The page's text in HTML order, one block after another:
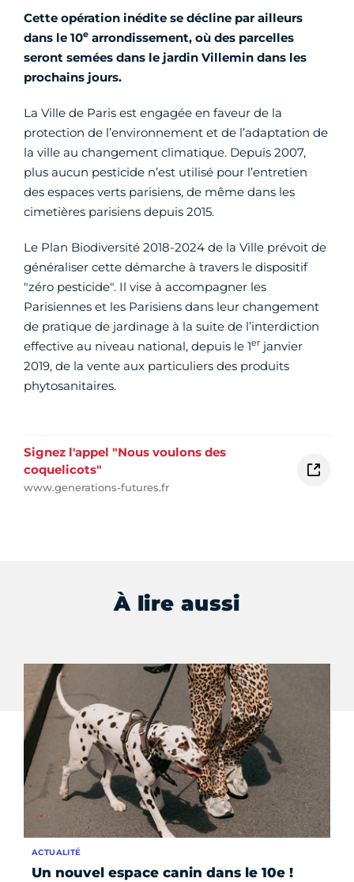
Cette opération inédite se décline par ailleurs
dans le 10e arrondissement, où des parcelles
seront semées dans le jardin Villemin dans les
prochains jours.
La Ville de Paris est engagée en faveur de la
protection de l’environnement et de l’adaptation de
la ville au changement climatique. Depuis 2007,
plus aucun pesticide n’est utilisé pour l’entretien
des espaces verts parisiens, de même dans les
cimetières parisiens depuis 2015.
Le Plan Biodiversité 2018-2024 de la Ville prévoit de
généraliser cette démarche à travers le dispositif
"zéro pesticide". Il vise à accompagner les
Parisiennes et les Parisiens dans leur changement
de pratique de jardinage à la suite de l’interdiction
effective au niveau national, depuis le 1er janvier
2019, de la vente aux particuliers des produits
phytosanitaires.
Signez l'appel "Nous voulons des
coquelicots"
www.generations-futures.fr
À lire aussi
Un nouvel espace canin dans le 10e !
ACTUALITÉ